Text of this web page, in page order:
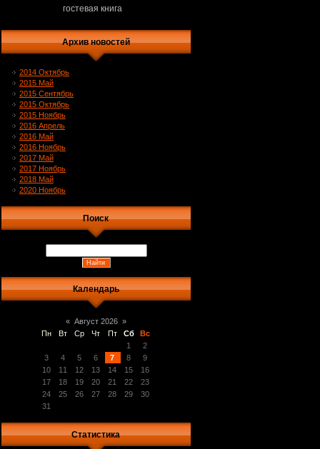
гостевая книга
Архив новостей
2014 Октябрь
2015 Май
2015 Сентябрь
2015 Октябрь
2015 Ноябрь
2016 Апрель
2016 Май
2016 Ноябрь
2017 Май
2017 Ноябрь
2018 Май
2020 Ноябрь
Поиск
Календарь
« Август 2026 »
Пн
Вт Ср Чт Пт Сб
Вс
1
2
3
4 5 6 7 8
9
10
11 12 13 14 15
16
17
18 19 20 21 22
23
24
25 26 27 28 29
30
31
Статистика